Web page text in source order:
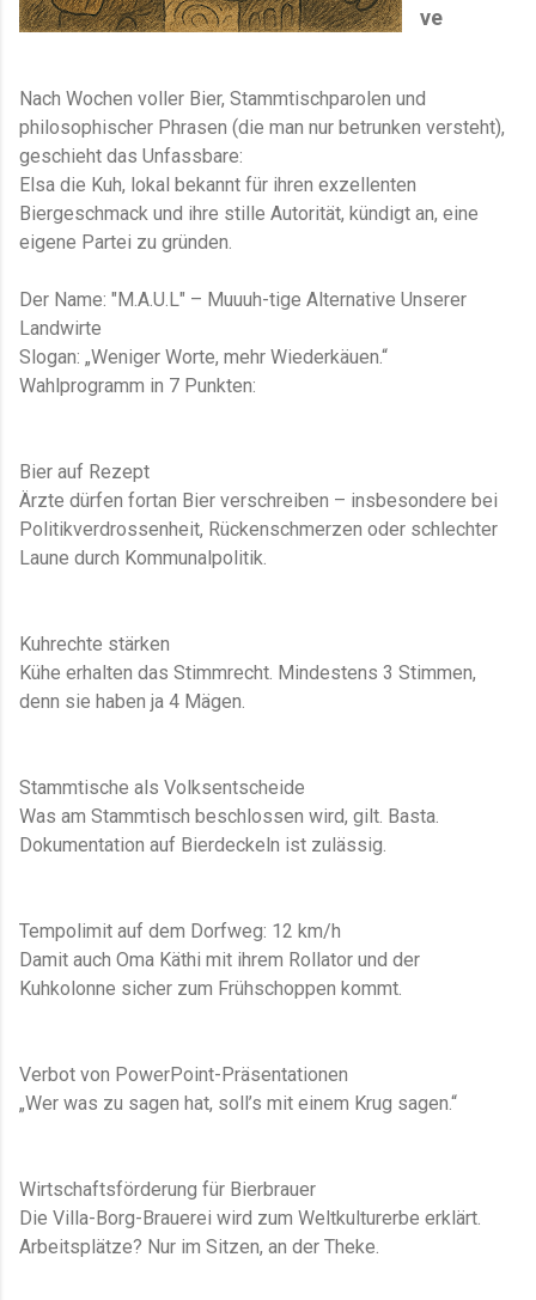
ve
Nach Wochen voller Bier, Stammtischparolen und
philosophischer Phrasen (die man nur betrunken versteht),
geschieht das Unfassbare:
Elsa die Kuh, lokal bekannt für ihren exzellenten
Biergeschmack und ihre stille Autorität, kündigt an, eine
eigene Partei zu gründen.
Der Name: "M.A.U.L" – Muuuh-tige Alternative Unserer
Landwirte
Slogan: „Weniger Worte, mehr Wiederkäuen.“
Wahlprogramm in 7 Punkten:
Bier auf Rezept
Ärzte dürfen fortan Bier verschreiben – insbesondere bei
Politikverdrossenheit, Rückenschmerzen oder schlechter
Laune durch Kommunalpolitik.
Kuhrechte stärken
Kühe erhalten das Stimmrecht. Mindestens 3 Stimmen,
denn sie haben ja 4 Mägen.
Stammtische als Volksentscheide
Was am Stammtisch beschlossen wird, gilt. Basta.
Dokumentation auf Bierdeckeln ist zulässig.
Tempolimit auf dem Dorfweg: 12 km/h
Damit auch Oma Käthi mit ihrem Rollator und der
Kuhkolonne sicher zum Frühschoppen kommt.
Verbot von PowerPoint-Präsentationen
„Wer was zu sagen hat, soll’s mit einem Krug sagen.“
Wirtschaftsförderung für Bierbrauer
Die Villa-Borg-Brauerei wird zum Weltkulturerbe erklärt.
Arbeitsplätze? Nur im Sitzen, an der Theke.